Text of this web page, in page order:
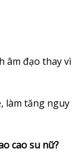
âm đạo thay vì
làm tăng nguy
cao su nữ?